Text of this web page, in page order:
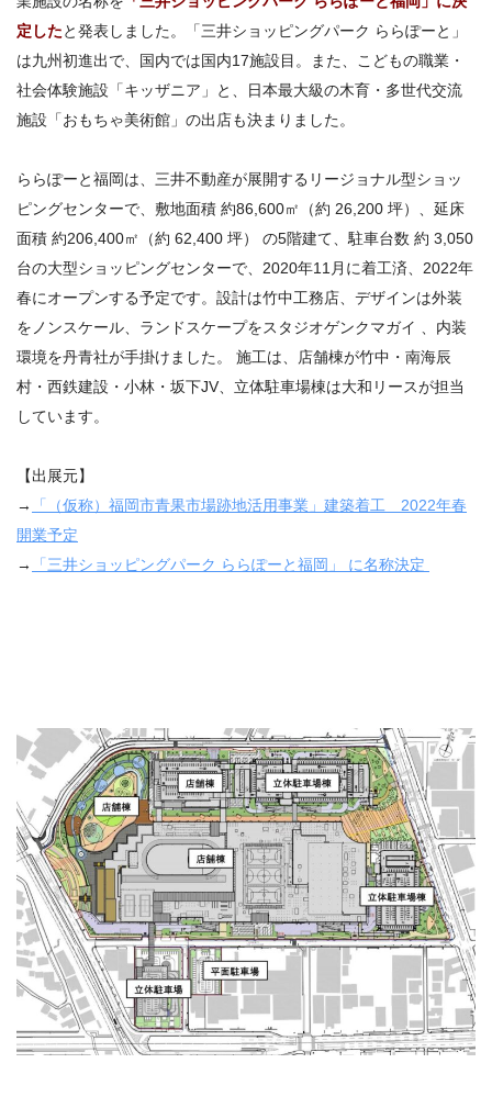
定したと発表しました。「三井ショッピングパーク ららぽーと」
は九州初進出で、国内では国内17施設目。また、こどもの職業・
社会体験施設「キッザニア」と、日本最大級の木育・多世代交流
施設「おもちゃ美術館」の出店も決まりました。
ららぽーと福岡は、三井不動産が展開するリージョナル型ショッ
ピングセンターで、敷地面積 約86,600㎡（約 26,200 坪）、延床
面積 約206,400㎡（約 62,400 坪） の5階建て、駐車台数 約 3,050
台の大型ショッピングセンターで、2020年11月に着工済、2022年
春にオープンする予定です。設計は竹中工務店、デザインは外装
をノンスケール、ランドスケープをスタジオゲンクマガイ 、内装
環境を丹青社が手掛けました。 施工は、店舗棟が竹中・南海辰
村・西鉄建設・小林・坂下JV、立体駐車場棟は大和リースが担当
しています。
【出展元】
→
「（仮称）福岡市青果市場跡地活用事業」建築着工 2022年春
開業予定
→
「三井ショッピングパーク ららぽーと福岡」 に名称決定